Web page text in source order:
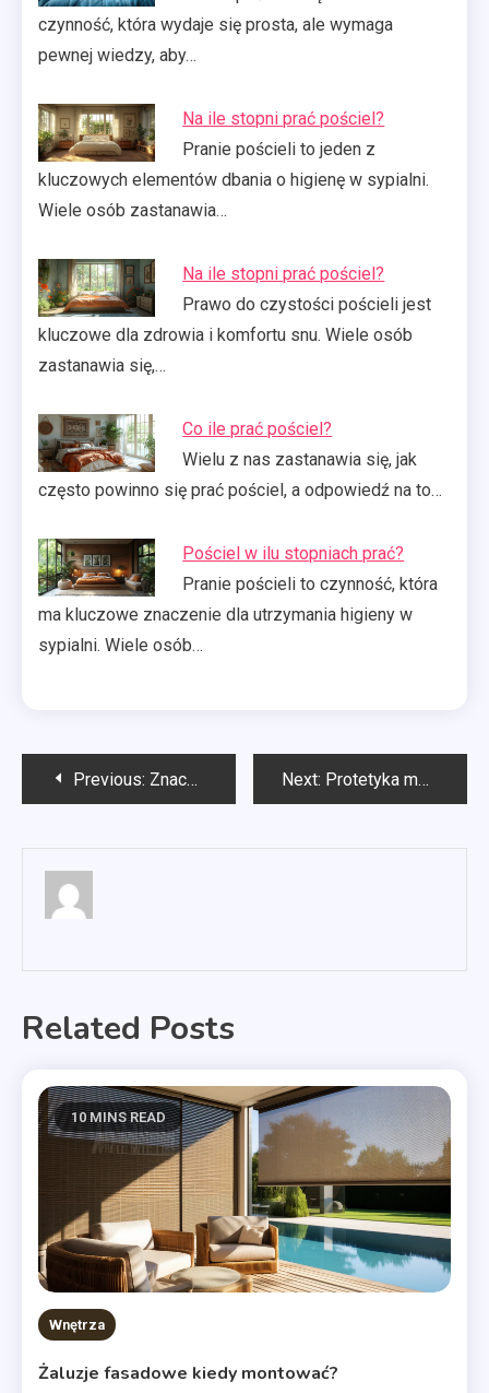
czynność, która wydaje się prosta, ale wymaga
pewnej wiedzy, aby…
Na ile stopni prać pościel?
Pranie pościeli to jeden z
kluczowych elementów dbania o higienę w sypialni.
Wiele osób zastanawia…
Na ile stopni prać pościel?
Prawo do czystości pościeli jest
kluczowe dla zdrowia i komfortu snu. Wiele osób
zastanawia się,…
Co ile prać pościel?
Wielu z nas zastanawia się, jak
często powinno się prać pościel, a odpowiedź na to…
Pościel w ilu stopniach prać?
Pranie pościeli to czynność, która
ma kluczowe znaczenie dla utrzymania higieny w
sypialni. Wiele osób…
Nawigacja
Previous: Znaczenie rankingów firm SEO Next: Protetyka mosty Szczecin
Related Posts
10 MINS READ
Wnętrza
Żaluzje fasadowe kiedy montować?